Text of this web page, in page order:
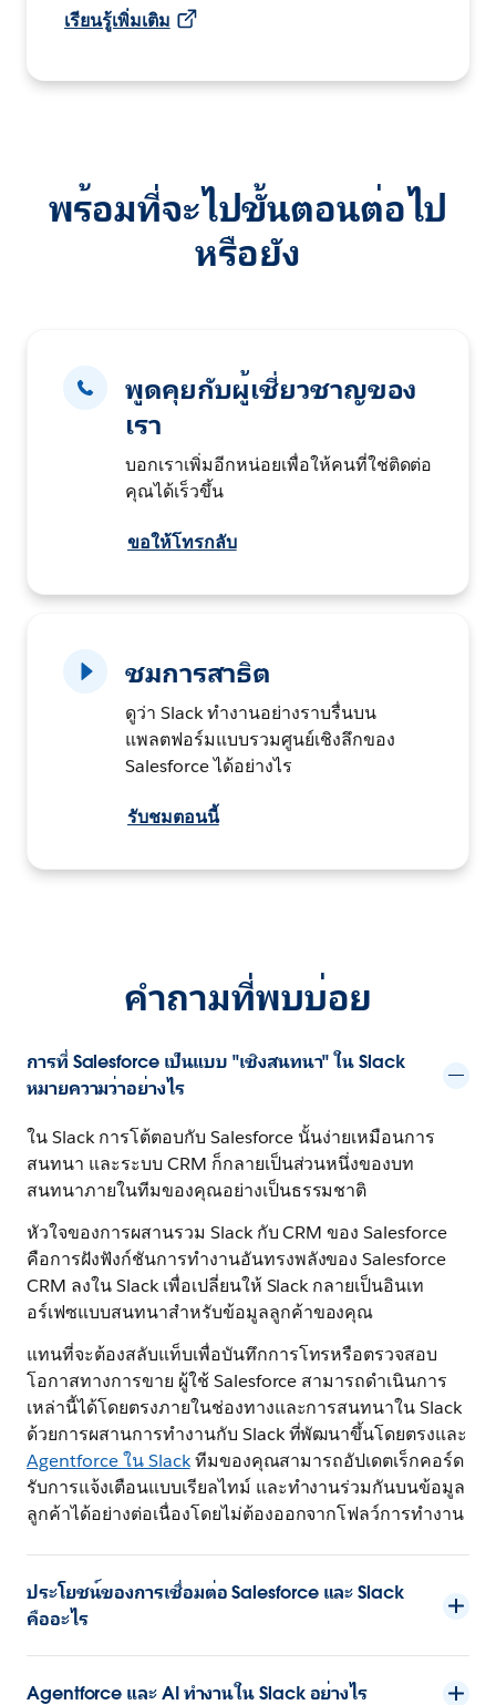
เรียนรู้เพิ่มเติม
พร้อมที่จะไปขั้นตอนต่อไป
หรือยัง
พูดคุยกับผู้เชี่ยวชาญของ
เรา
บอกเราเพิ่มอีกหน่อยเพื่อให้คนที่ใช่ติดต่อ
คุณได้เร็วขึ้น
ขอให้โทรกลับ
ชมการสาธิต
ดูว่า Slack ทำงานอย่างราบรื่นบน
แพลตฟอร์มแบบรวมศูนย์เชิงลึกของ
Salesforce ได้อย่างไร
รับชมตอนนี้
คำถามที่พบบ่อย
การที่ Salesforce เป็นแบบ "เชิงสนทนา" ใน Slack
หมายความว่าอย่างไร
ใน Slack การโต้ตอบกับ Salesforce นั้นง่ายเหมือนการ
สนทนา และระบบ CRM ก็กลายเป็นส่วนหนึ่งของบท
สนทนาภายในทีมของคุณอย่างเป็นธรรมชาติ
หัวใจของการผสานรวม Slack กับ CRM ของ Salesforce
คือการฝังฟังก์ชันการทำงานอันทรงพลังของ Salesforce
CRM ลงใน Slack เพื่อเปลี่ยนให้ Slack กลายเป็นอินเท
อร์เฟซแบบสนทนาสำหรับข้อมูลลูกค้าของคุณ
แทนที่จะต้องสลับแท็บเพื่อบันทึกการโทรหรือตรวจสอบ
โอกาสทางการขาย ผู้ใช้ Salesforce สามารถดำเนินการ
เหล่านี้ได้โดยตรงภายในช่องทางและการสนทนาใน Slack
ด้วยการผสานการทำงานกับ Slack ที่พัฒนาขึ้นโดยตรงและ
Agentforce ใน Slackทีมของคุณสามารถอัปเดตเร็กคอร์ด
รับการแจ้งเตือนแบบเรียลไทม์ และทำงานร่วมกันบนข้อมูล
ลูกค้าได้อย่างต่อเนื่องโดยไม่ต้องออกจากโฟลว์การทำงาน
ประโยชน์ของการเชื่อมต่อ Salesforce และ Slack
คืออะไร
Agentforce และ AI ทำงานใน Slack อย่างไร